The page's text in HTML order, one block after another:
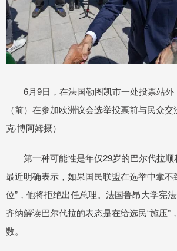
6月9日，在法国勒图凯市一处投票站外
（前）在参加欧洲议会选举投票前与民众
克·博阿姆摄）
第一种可能性是年仅29岁的巴尔代拉顺
最近明确表示，如果国民联盟在选举中拿不
位”，他将拒绝出任总理。法国鲁昂大学宪
齐纳解读巴尔代拉的表态是在给选民“施压”
数。